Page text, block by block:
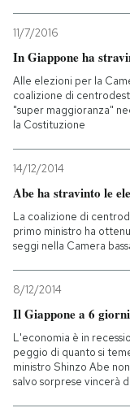
11/7/2016
In Giappone ha
Alle elezioni per la
coalizione di
"super maggioranza"
la Costituzione
14/12/2014
Abe ha stravinto le
La coalizione di
primo ministro ha
seggi nella Camera
8/12/2014
Il Giappone a 6
L'economia è in
peggio di quanto si
ministro Shinzo Abe
salvo sorprese vincerà